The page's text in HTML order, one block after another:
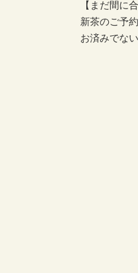
【まだ間に
新茶のご予
お済みでな